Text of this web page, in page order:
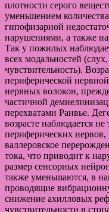
плотности серого
уменьшением
гипофизарной
нарушениями, а также
Так у пожилых
всех модальностей
чувствительность).
периферической
нервных волокон,
частичной
перехватами Ранвье.
возрасте наблюдается
периферических
валлеровское
тока, что приводит к
размер сенсорных
также уменьшаются, в
проводящие
снижение ахилловых
чувствительности в